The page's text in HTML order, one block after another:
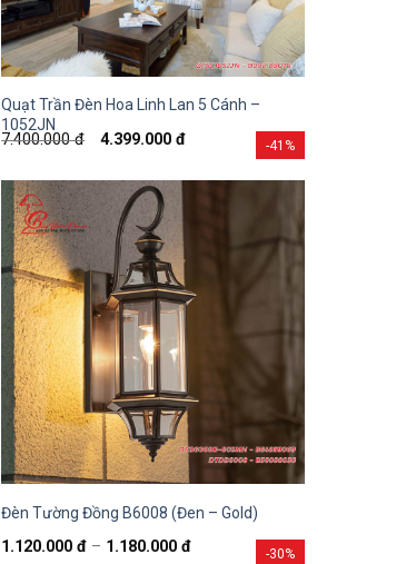
-41%
Quạt Trần Đèn Hoa Linh Lan 5 Cánh –
1052JN
7.400.000đ 4.399.000 đ
-30%
Đèn Tường Đồng B6008 (Đen – Gold)
1.120.000đ – 1.180.000đ